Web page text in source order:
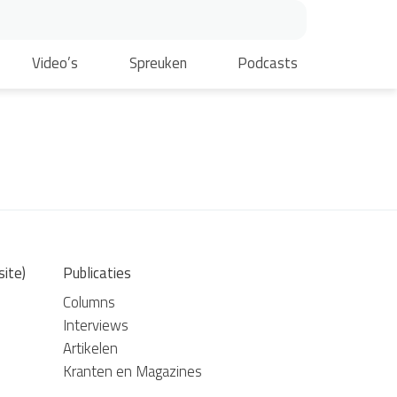
Video’s Spreuken Podcasts
Publicaties
Columns
Interviews
Artikelen
Kranten en Magazines